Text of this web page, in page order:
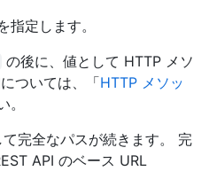
定します。
の後に、値として HTTP メソ
ついては、「HTTP メソッ
完全なパスが続きます。 完
API のベース URL